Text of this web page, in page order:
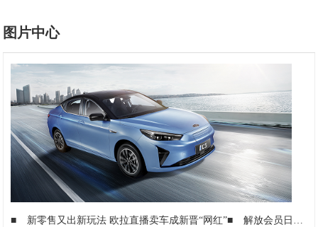
图片中心
■ 新零售又出新玩法 欧拉直播卖车成新晋“网红”■ 解放会员日4.5万意向订单，拉开“战百日”营销竞技大赛帷幕